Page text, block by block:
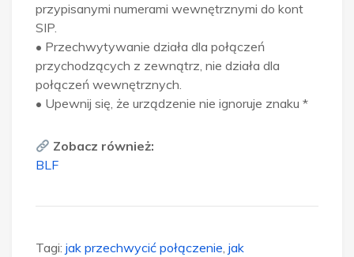
przypisanymi numerami wewnętrznymi do kont
SIP.
• Przechwytywanie działa dla połączeń
przychodzących z zewnątrz, nie działa dla
połączeń wewnętrznych.
• Upewnij się, że urządzenie nie ignoruje znaku *
Zobacz również:
BLF
Tagi: jak przechwycić połączenie, jak